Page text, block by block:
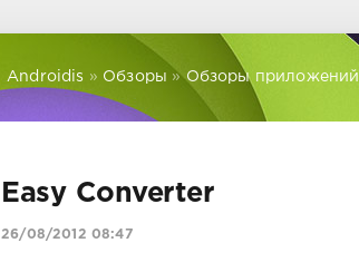
Androidis » Обзоры »Обзоры приложений
Easy Converter
26/08/2012 08:47